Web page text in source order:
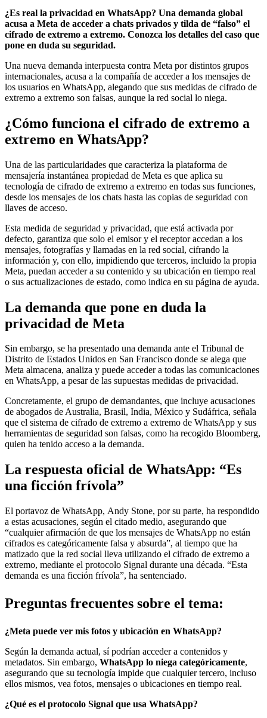
¿Es real la privacidad en WhatsApp? Una demanda global
acusa a Meta de acceder a chats privados y tilda de “falso” el
cifrado de extremo a extremo. Conozca los detalles del caso que
pone en duda su seguridad.
Una nueva demanda interpuesta contra Meta por distintos grupos
internacionales, acusa a la compañía de acceder a los mensajes de
los usuarios en WhatsApp, alegando que sus medidas de cifrado de
extremo a extremo son falsas, aunque la red social lo niega.
¿Cómo funciona el cifrado de extremo a
extremo en WhatsApp?
Una de las particularidades que caracteriza la plataforma de
mensajería instantánea propiedad de Meta es que aplica su
tecnología de cifrado de extremo a extremo en todas sus funciones,
desde los mensajes de los chats hasta las copias de seguridad con
llaves de acceso.
Esta medida de seguridad y privacidad, que está activada por
defecto, garantiza que solo el emisor y el receptor accedan a los
mensajes, fotografías y llamadas en la red social, cifrando la
información y, con ello, impidiendo que terceros, incluido la propia
Meta, puedan acceder a su contenido y su ubicación en tiempo real
o sus actualizaciones de estado, como indica en su página de ayuda.
La demanda que pone en duda la
privacidad de Meta
Sin embargo, se ha presentado una demanda ante el Tribunal de
Distrito de Estados Unidos en San Francisco donde se alega que
Meta almacena, analiza y puede acceder a todas las comunicaciones
en WhatsApp, a pesar de las supuestas medidas de privacidad.
Concretamente, el grupo de demandantes, que incluye acusaciones
de abogados de Australia, Brasil, India, México y Sudáfrica, señala
que el sistema de cifrado de extremo a extremo de WhatsApp y sus
herramientas de seguridad son falsas, como ha recogido Bloomberg,
quien ha tenido acceso a la demanda.
La respuesta oficial de WhatsApp: “Es
una ficción frívola”
El portavoz de WhatsApp, Andy Stone, por su parte, ha respondido
a estas acusaciones, según el citado medio, asegurando que
“cualquier afirmación de que los mensajes de WhatsApp no están
cifrados es categóricamente falsa y absurda”, al tiempo que ha
matizado que la red social lleva utilizando el cifrado de extremo a
extremo, mediante el protocolo Signal durante una década. “Esta
demanda es una ficción frívola”, ha sentenciado.
Preguntas frecuentes sobre el tema:
¿Meta puede ver mis fotos y ubicación en WhatsApp?
Según la demanda actual, sí podrían acceder a contenidos y
metadatos. Sin embargo, WhatsApp lo niega categóricamente,
asegurando que su tecnología impide que cualquier tercero, incluso
ellos mismos, vea fotos, mensajes o ubicaciones en tiempo real.
¿Qué es el protocolo Signal que usa WhatsApp?